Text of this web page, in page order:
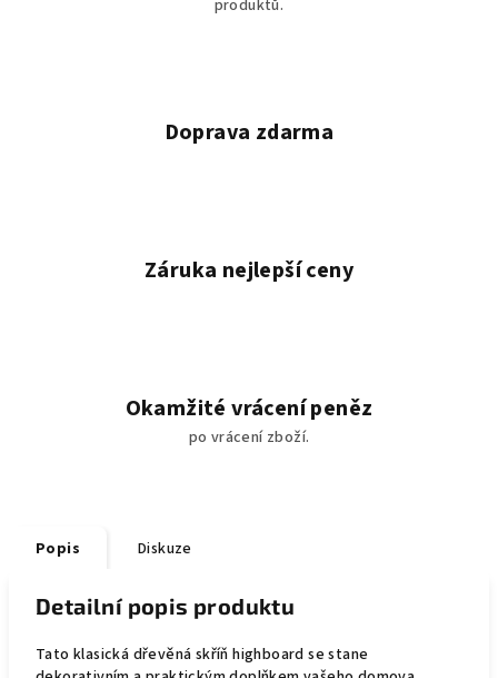
produktů.
Doprava zdarma
Záruka nejlepší ceny
Okamžité vrácení peněz
po vrácení zboží.
Popis Diskuze
Detailní popis produktu
Tato klasická dřevěná skříň highboard se stane